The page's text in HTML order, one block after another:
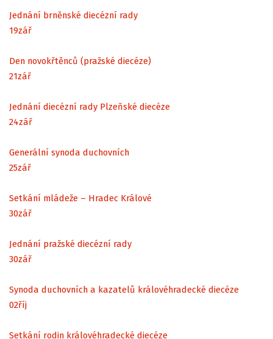
Jednání brněnské diecézní rady
19zář
Den novokřtěnců (pražské diecéze)
21zář
Jednání diecézní rady Plzeňské diecéze
24zář
Generální synoda duchovních
25zář
Setkání mládeže – Hradec Králové
30zář
Jednání pražské diecézní rady
30zář
Synoda duchovních a kazatelů královéhradecké diecéze
02říj
Setkání rodin královéhradecké diecéze